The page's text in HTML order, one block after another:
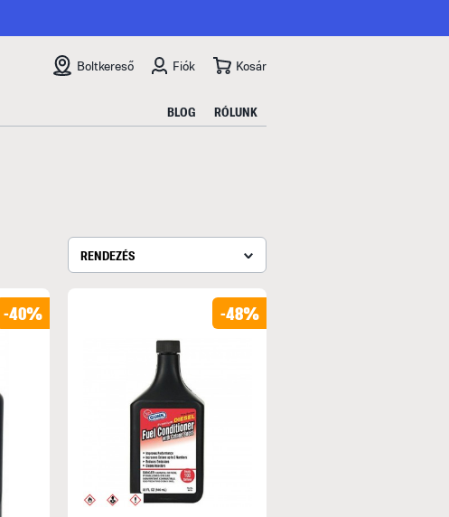
Boltkereső Fiók Kosár
BLOG RÓLUNK
RENDEZÉS
-40% -48%